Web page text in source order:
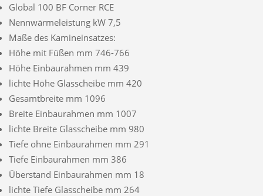
Global 100 BF Corner RCE
Nennwärmeleistung kW 7,5
Maße des Kamineinsatzes:
Höhe mit Füßen mm 746-766
Höhe Einbaurahmen mm 439
lichte Höhe Glasscheibe mm 420
Gesamtbreite mm 1096
Breite Einbaurahmen mm 1007
lichte Breite Glasscheibe mm 980
Tiefe ohne Einbaurahmen mm 291
Tiefe Einbaurahmen mm 386
Überstand Einbaurahmen mm 18
lichte Tiefe Glasscheibe mm 264